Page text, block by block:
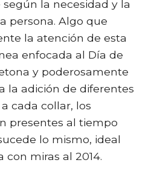
la necesidad y la
persona. Algo que
la atención de esta
enfocada al Día de
y poderosamente
la adición de diferentes
cada collar, los
presentes al tiempo
lo mismo, ideal
con miras al 2014.